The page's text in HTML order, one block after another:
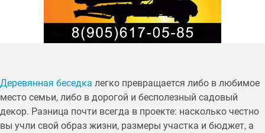
Деревянная беседка легко превращается либо в любимое
место семьи, либо в дорогой и бесполезный садовый
декор. Разница почти всегда в проекте: насколько честно
вы учли свой образ жизни, размеры участка и бюджет, а